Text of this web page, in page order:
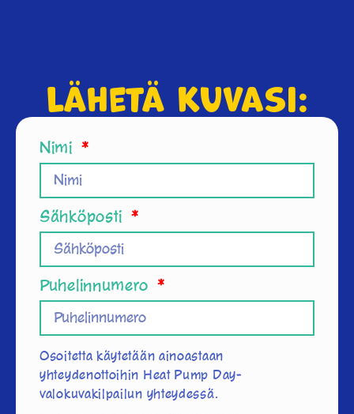
Lähetä kuvasi:
Nimi
Sähköposti
Puhelinnumero
Osoitetta käytetään ainoastaan
yhteydenottoihin Heat Pump Day-
valokuvakilpailun yhteydessä.